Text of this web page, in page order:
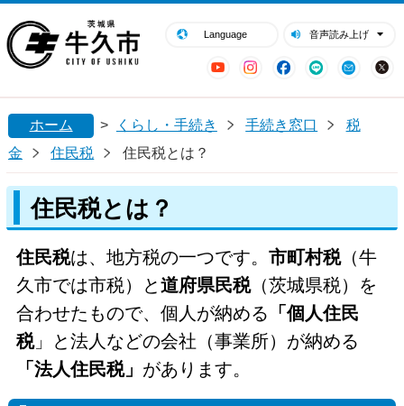
Language 音声読み上げ
YouTubeInstagram
Facebook
LINE Mail
閉じる
ホーム > くらし・手続き 手続き窓口
税
金
住民税 住民税とは？
住民税とは？
住民税は、地方税の一つです。 市町村税（牛
久市では市税）と道府県民税（茨城県税）を
合わせたもので、個人が納める 「個人住民
税」と法人などの会社（事業所） が納める
「法人住民税」 があります。